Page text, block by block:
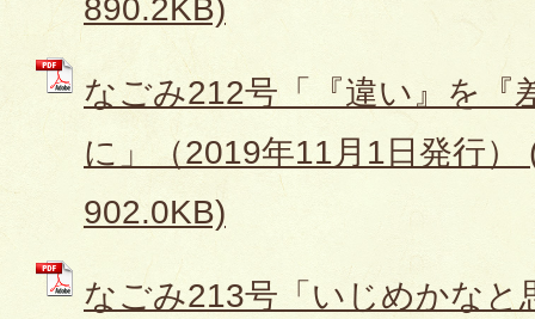
890.2KB)
なごみ212号「『違い』を『
に」（2019年11月1日発行）
902.0KB)
なごみ213号「いじめかなと